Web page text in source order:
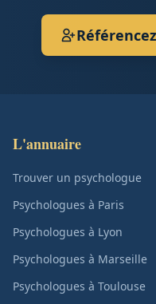
L'annuaire
Trouver un psychologue
Psychologues à Paris
Psychologues à Lyon
Psychologues à Marseille
Psychologues à Toulouse